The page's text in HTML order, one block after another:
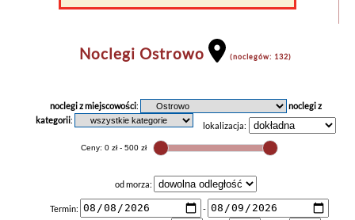
Noclegi Ostrowo (noclegów: 132)
noclegi z miejscowości:
noclegi z
kategorii:
lokalizacja:
od morza:
Termin:
-